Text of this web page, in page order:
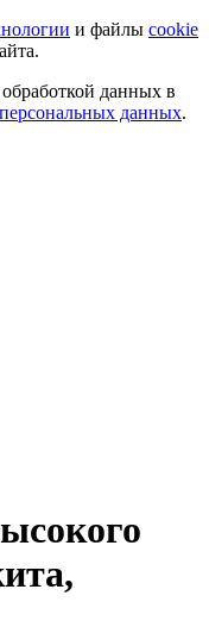
и файлы cookie
обработкой данных в
данных.